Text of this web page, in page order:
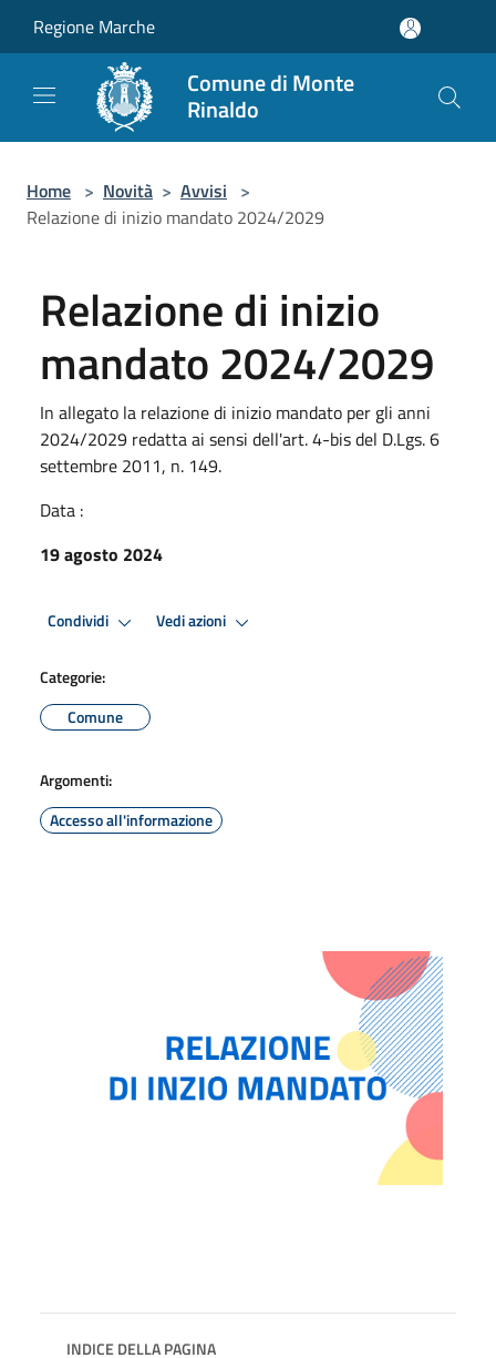
Regione Marche
Comune di Monte
Rinaldo
Home > Novità > Avvisi >
Relazione di inizio mandato 2024/2029
Relazione di inizio
mandato 2024/2029
In allegato la relazione di inizio mandato per gli anni
2024/2029 redatta ai sensi dell'art. 4-bis del D.Lgs. 6
settembre 2011, n. 149.
Data :
19 agosto 2024
Condividi Vedi azioni
Categorie:
Comune
Argomenti:
Accesso all'informazione
INDICE DELLA PAGINA